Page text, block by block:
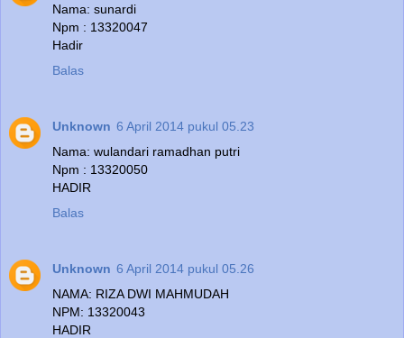
Nama: sunardi
Npm : 13320047
Hadir
Balas
Unknown 6 April 2014 pukul 05.23
Nama: wulandari ramadhan putri
Npm : 13320050
HADIR
Balas
Unknown 6 April 2014 pukul 05.26
NAMA: RIZA DWI MAHMUDAH
NPM: 13320043
HADIR